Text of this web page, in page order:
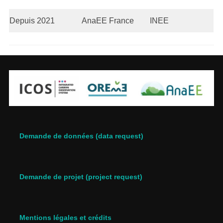
Depuis 2021 AnaEE France INEE
Demande de données (data request)
Demande de projet (project request)
Mentions légales et crédits